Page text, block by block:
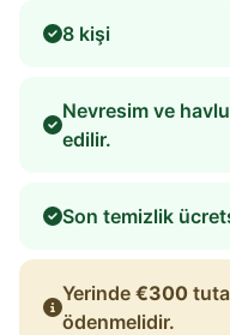
8 kişi
Nevresim ve
edilir.
Son temizlik
Yerinde €300
ödenmelidir.